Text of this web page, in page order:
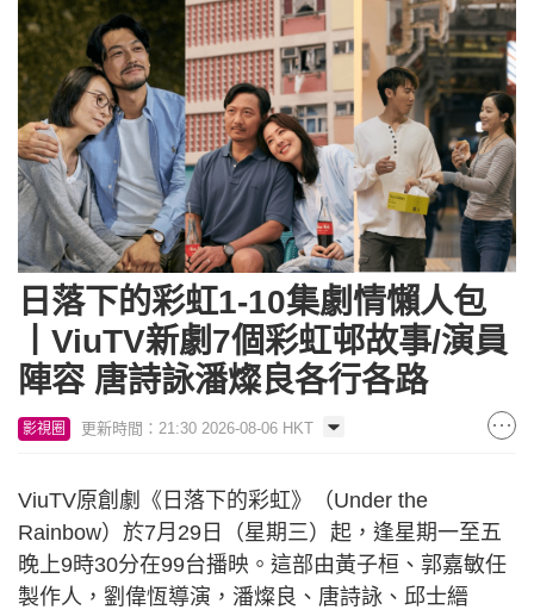
日落下的彩虹1-10集劇情懶人包
丨ViuTV新劇7個彩虹邨故事/演員
陣容 唐詩詠潘燦良各行各路
影視圈 更新時間：21:30 2026-08-06 HKT
ViuTV原創劇《日落下的彩虹》（Under the
Rainbow）於7月29日（星期三）起，逢星期一至五
晚上9時30分在99台播映。這部由黃子桓、郭嘉敏任
製作人，劉偉恆導演，潘燦良、唐詩詠、邱士縉